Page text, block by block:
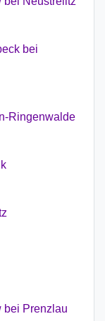
bei
Ringenwalde
bei Prenzlau